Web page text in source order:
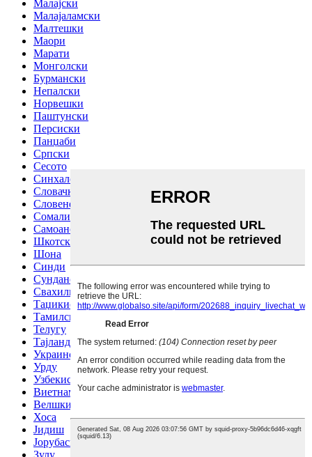
Малајски
Малајаламски
Малтешки
Маори
Марати
Монголски
Бурмански
Непалски
Норвешки
Паштунски
Персиски
Панџаби
Српски
Сесото
Синхалски јазик
Словачки
Словенечки
Сомалиски
Самоански
Шкотски галски јазик
Шона
Синди
Сундански
Свахили
Таџикистански
Тамилски
Телугу
Тајландски
Украински
Урду
Узбекистански
Виетнамски
Велшки
Хоса
Јидиш
Јорубаски
Зулу